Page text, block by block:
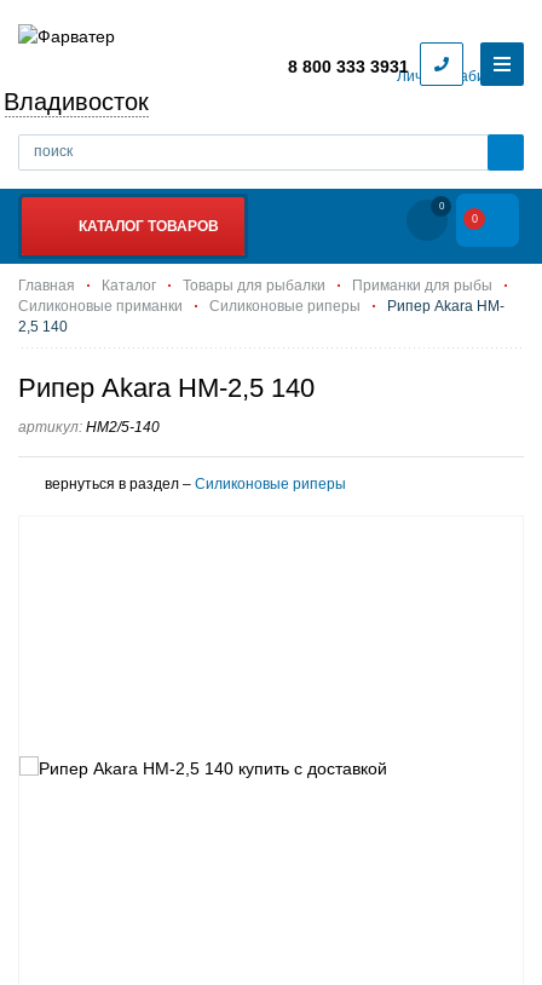
Личный кабинет
Владивосток
8 800 333 3931
КАТАЛОГ ТОВАРОВ
0
0
Главная Каталог Товары для рыбалки
Приманки для рыбы
Силиконовые приманки
Силиконовые риперы
Рипер Akara HM-
2,5 140
Рипер Akara HM-2,5 140
артикул: HM2/5-140
вернуться в раздел – Силиконовые риперы